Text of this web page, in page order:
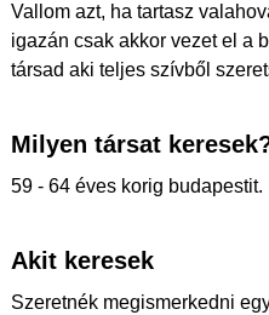
Vallom azt, ha tartasz
igazán csak akkor vezet el a
társad aki teljes szívből
Milyen társat
59 - 64 éves korig budapestit.
Akit keresek
Szeretnék megismerkedni